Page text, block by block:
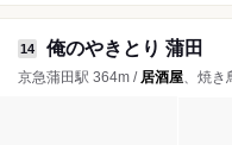
14 俺のやきとり 蒲田
京急蒲田駅 364m / 居酒屋、焼き